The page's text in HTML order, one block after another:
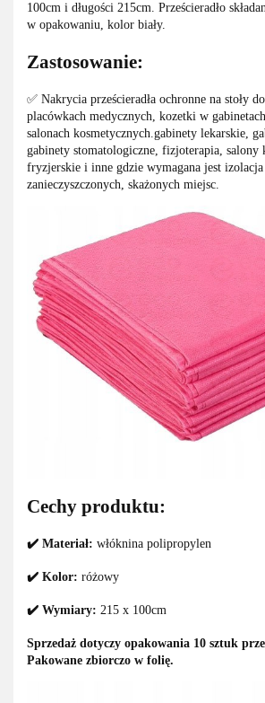
100cm i długości 215cm. Prześcieradło
w opakowaniu, kolor biały.
Zastosowanie:
✅ Nakrycia prześcieradła ochronne na stoły
placówkach medycznych, kozetki w
salonach kosmetycznych.gabinety lekarskie,
gabinety stomatologiczne, fizjoterapia, salony
fryzjerskie i inne gdzie wymagana jest izolacja
zanieczyszczonych, skażonych miejsc.
Cechy produktu:
✔️ Materiał: włóknina polipropylen
✔️ Kolor: różowy
✔️ Wymiary: 215 x 100cm
Sprzedaż dotyczy opakowania 10 sztuk
Pakowane zbiorczo w folię.